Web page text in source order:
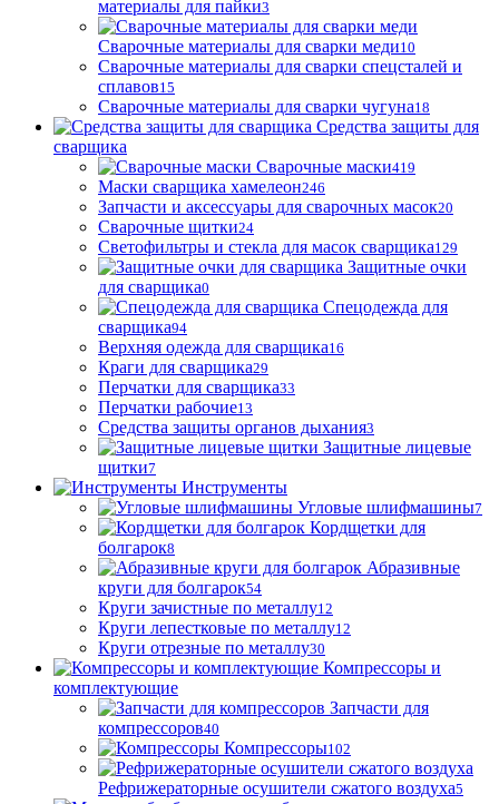
материалы для пайки3
Сварочные материалы для сварки меди10
Сварочные материалы для сварки спецсталей и
сплавов15
Сварочные материалы для сварки чугуна18
Средства защиты для
сварщика
Сварочные маски419
Маски сварщика хамелеон246
Запчасти и аксессуары для сварочных масок20
Сварочные щитки24
Светофильтры и стекла для масок сварщика129
Защитные очки
для сварщика0
Спецодежда для
сварщика94
Верхняя одежда для сварщика16
Краги для сварщика29
Перчатки для сварщика33
Перчатки рабочие13
Средства защиты органов дыхания3
Защитные лицевые
щитки7
Инструменты
Угловые шлифмашины7
Кордщетки для
болгарок8
Абразивные
круги для болгарок54
Круги зачистные по металлу12
Круги лепестковые по металлу12
Круги отрезные по металлу30
Компрессоры и
комплектующие
Запчасти для
компрессоров40
Компрессоры102
Рефрижераторные осушители сжатого воздуха5